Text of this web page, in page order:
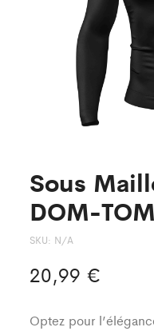
Sous
DOM-
SKU: N/A
20,99 €
Optez pour